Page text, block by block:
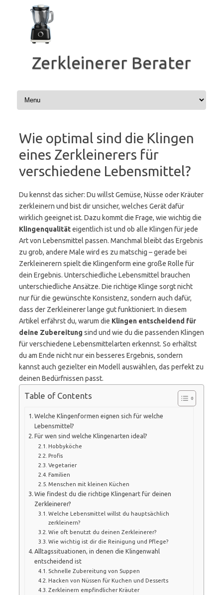
springen
Zerkleinerer Berater
Wie optimal sind die Klingen
eines Zerkleinerers für
verschiedene Lebensmittel?
Du kennst das sicher: Du willst Gemüse, Nüsse oder Kräuter
zerkleinern und bist dir unsicher, welches Gerät dafür
wirklich geeignet ist. Dazu kommt die Frage, wie wichtig die
Klingenqualitäteigentlich ist und ob alle Klingen für jede
Art von Lebensmittel passen. Manchmal bleibt das Ergebnis
zu grob, andere Male wird es zu matschig – gerade bei
Zerkleinerern spielt die Klingenform eine große Rolle für
dein Ergebnis. Unterschiedliche Lebensmittel brauchen
unterschiedliche Ansätze. Die richtige Klinge sorgt nicht
nur für die gewünschte Konsistenz, sondern auch dafür,
dass der Zerkleinerer lange gut funktioniert. In diesem
Artikel erfährst du, warum die Klingen entscheidend für
deine Zubereitung sind und wie du die passenden Klingen
für verschiedene Lebensmittelarten erkennst. So erhältst
du am Ende nicht nur ein besseres Ergebnis, sondern
kannst auch gezielter ein Modell auswählen, das perfekt zu
deinen Bedürfnissen passt.
Table of Contents
Welche Klingenformen eignen sich für welche
Lebensmittel?
Für wen sind welche Klingenarten ideal?
Hobbyköche
Profis
Vegetarier
Familien
Menschen mit kleinen Küchen
Wie findest du die richtige Klingenart für deinen
Zerkleinerer?
Welche Lebensmittel willst du hauptsächlich
zerkleinern?
Wie oft benutzt du deinen Zerkleinerer?
Wie wichtig ist dir die Reinigung und Pflege?
Alltagssituationen, in denen die Klingenwahl
entscheidend ist
Schnelle Zubereitung von Suppen
Hacken von Nüssen für Kuchen und Desserts
Zerkleinern empfindlicher Kräuter